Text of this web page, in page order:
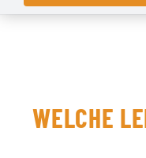
Kontakt
WELCHE